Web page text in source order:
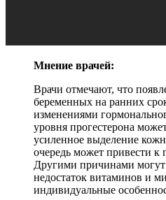
Мнение врачей:
Врачи отмечают, что
беременных на ранних
изменениями
уровня прогестерона
усиленное выделение
очередь может привести к
Другими причинами могут
недостаток витаминов и
индивидуальные